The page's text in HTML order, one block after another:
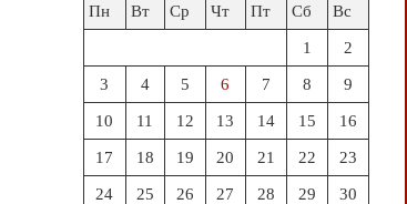
Пн
Вт Ср Чт Пт Сб Вс
1 2
3 4 5 6 7 8 9
10 11 12 13 14 15 16
17 18 19 20 21 22 23
24 25 26 27 28 29 30